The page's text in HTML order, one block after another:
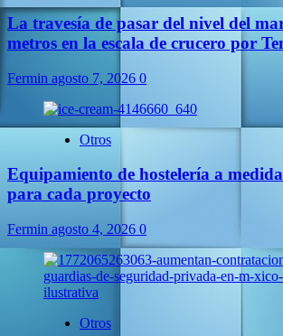
La travesía de pasar del nivel del
metros en la escala de crucero por
Fermin agosto 7, 2026 0
Otros
Equipamiento de hostelería a
para cada proyecto
Fermin agosto 4, 2026 0
Otros